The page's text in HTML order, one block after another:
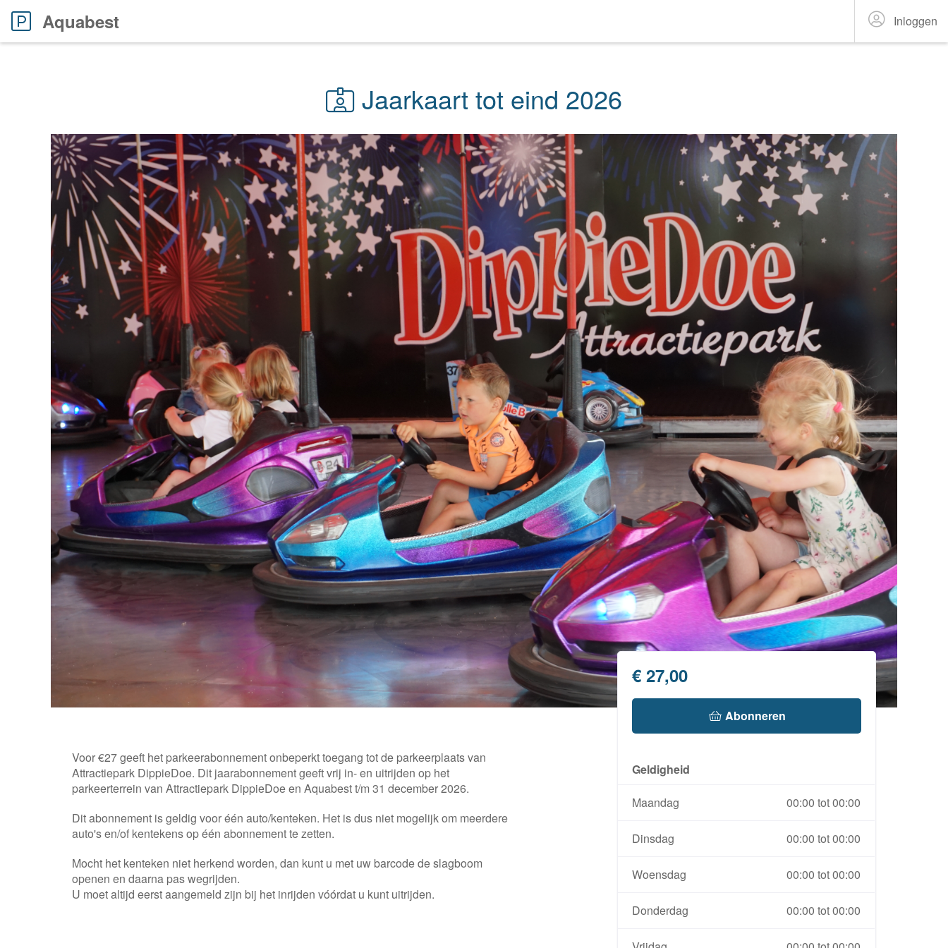
Aquabest Inloggen
Jaarkaart tot eind 2026
Voor €27 geeft het parkeerabonnement onbeperkt toegang tot de parkeerplaats van
Attractiepark DippieDoe. Dit jaarabonnement geeft vrij in- en uitrijden op het
parkeerterrein van Attractiepark DippieDoe en Aquabest t/m 31 december 2026.
Dit abonnement is geldig voor één auto/kenteken. Het is dus niet mogelijk om meerdere
auto's en/of kentekens op één abonnement te zetten.
Mocht het kenteken niet herkend worden, dan kunt u met uw barcode de slagboom
openen en daarna pas wegrijden.
U moet altijd eerst aangemeld zijn bij het inrijden vóórdat u kunt uitrijden.
€ 27,00
Abonneren
Geldigheid
Maandag 00:00 tot 00:00
Dinsdag 00:00 tot 00:00
Woensdag 00:00 tot 00:00
Donderdag 00:00 tot 00:00